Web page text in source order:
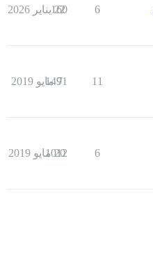
6
160
22 يناير 2026
11
1491
7 مايو 2019
6
1012
20 مايو 2019